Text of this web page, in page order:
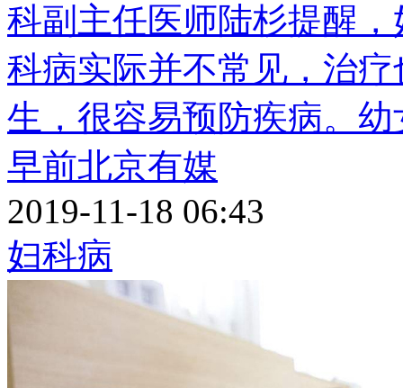
科副主任医师陆杉提醒
科病实际并不常见，治
生，很容易预防疾病。
早前北京有媒
2019-11-18 06:43
妇科病